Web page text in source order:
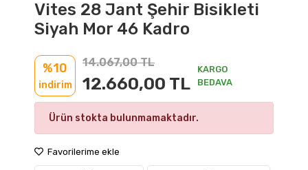
Vites 28 Jant Şehir Bisikleti
Siyah Mor 46 Kadro
%10
indirim
14.067,00 TL
12.660,00 TL
KARGO
BEDAVA
Ürün stokta bulunmamaktadır.
Favorilerime ekle